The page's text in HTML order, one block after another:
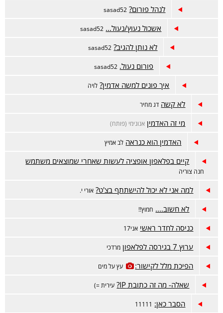
לנהל פורום? sasad52
אשכול נעוץ/נעול... sasad52
לא נותן להגיב? sasad52
פורום נעול. sasad52
איך פונים למשה אדמין? לויה
לא קשה דג מחיר
מי זה האדמין אנונימי (פותח)
האדמין הוא כנראה לב אמיץ
קיים בפלאפון אופציה לעשות שאחרי שמוצאים משתמש
חנה צוריה
למה אני לא יכול להישתתף בצ'ט? אורי י.
לא חשוב.... חמוץ!!
כניסה לחדר ראשי אני17
ערוץ 7 בגירסה לפלאפון מרדכי
הפיכת מלל לקישור: עץ על מים
שאלה- מה זה כתובת IP? עירית =)
הסבר כאן: 11111